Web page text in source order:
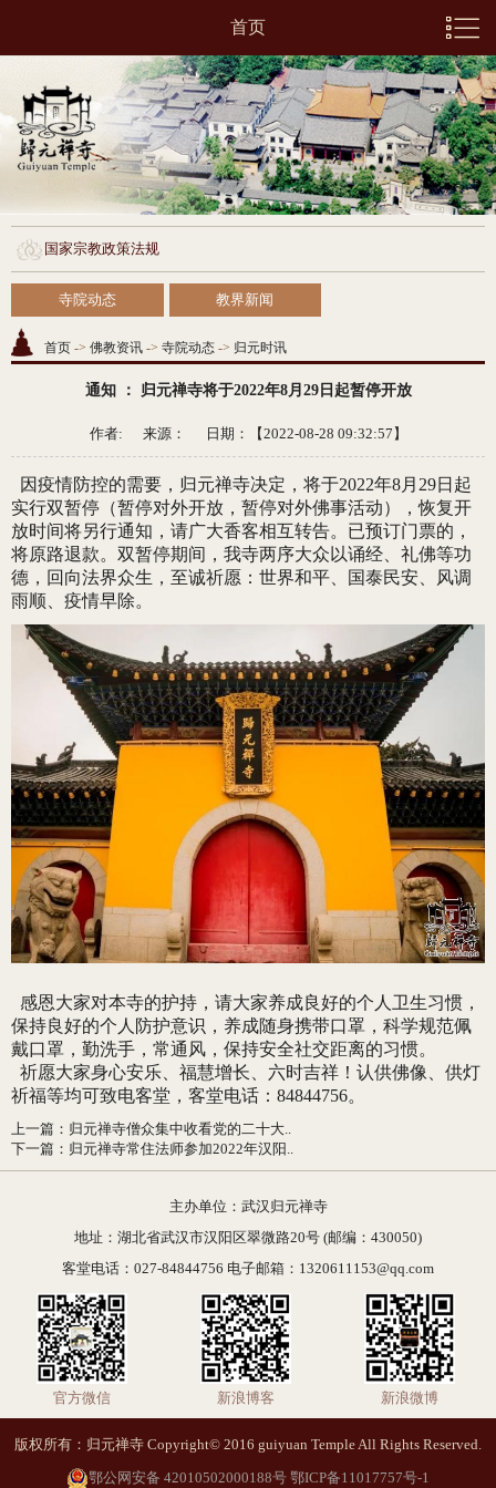
首页
国家宗教政策法规
寺院动态 教界新闻
首页 -> 佛教资讯 -> 寺院动态 -> 归元时讯
通知 ： 归元禅寺将于2022年8月29日起暂停开放
作者: 来源： 日期：【2022-08-28 09:32:57】
因疫情防控的需要，归元禅寺决定，将于2022年8月29日起
实行双暂停（暂停对外开放，暂停对外佛事活动），恢复开
放时间将另行通知，请广大香客相互转告。已预订门票的，
将原路退款。双暂停期间，我寺两序大众以诵经、礼佛等功
德，回向法界众生，至诚祈愿：世界和平、国泰民安、风调
雨顺、疫情早除。
感恩大家对本寺的护持，请大家养成良好的个人卫生习惯，
保持良好的个人防护意识，养成随身携带口罩，科学规范佩
戴口罩，勤洗手，常通风，保持安全社交距离的习惯。
祈愿大家身心安乐、福慧增长、六时吉祥！认供佛像、供灯
祈福等均可致电客堂，客堂电话：84844756。
上一篇 ： 归元禅寺僧众集中收看党的二十大..
下一篇 ： 归元禅寺常住法师参加2022年汉阳..
主办单位：武汉归元禅寺
地址：湖北省武汉市汉阳区翠微路20号 (邮编：430050)
客堂电话：027-84844756 电子邮箱：1320611153@qq.com
官方微信 新浪博客 新浪微博
版权所有：归元禅寺 Copyright© 2016 guiyuan Temple All Rights Reserved.
鄂公网安备 42010502000188号 鄂ICP备11017757号-1